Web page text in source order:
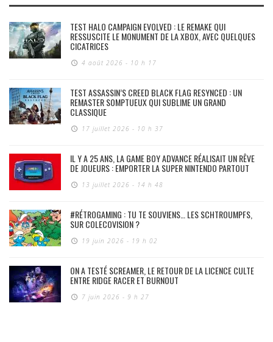
TEST HALO CAMPAIGN EVOLVED : LE REMAKE QUI
RESSUSCITE LE MONUMENT DE LA XBOX, AVEC QUELQUES
CICATRICES
4 août 2026 - 10 h 17
TEST ASSASSIN’S CREED BLACK FLAG RESYNCED : UN
REMASTER SOMPTUEUX QUI SUBLIME UN GRAND
CLASSIQUE
17 juillet 2026 - 10 h 37
IL Y A 25 ANS, LA GAME BOY ADVANCE RÉALISAIT UN RÊVE
DE JOUEURS : EMPORTER LA SUPER NINTENDO PARTOUT
13 juillet 2026 - 14 h 48
#RÉTROGAMING : TU TE SOUVIENS… LES SCHTROUMPFS,
SUR COLECOVISION ?
19 juin 2026 - 19 h 02
ON A TESTÉ SCREAMER, LE RETOUR DE LA LICENCE CULTE
ENTRE RIDGE RACER ET BURNOUT
7 juin 2026 - 9 h 27